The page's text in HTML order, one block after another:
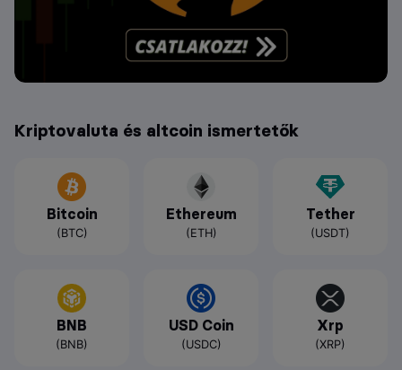
Kriptovaluta és altcoin ismertetők
Bitcoin
(BTC)
Ethereum
(ETH)
Tether
(USDT)
BNB
(BNB)
USD Coin
(USDC)
Xrp
(XRP)